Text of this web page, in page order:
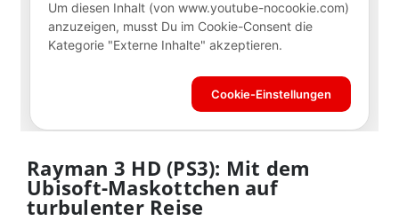
Rayman 3 HD (PS3): Mit dem
Ubisoft-Maskottchen auf
turbulenter Reise